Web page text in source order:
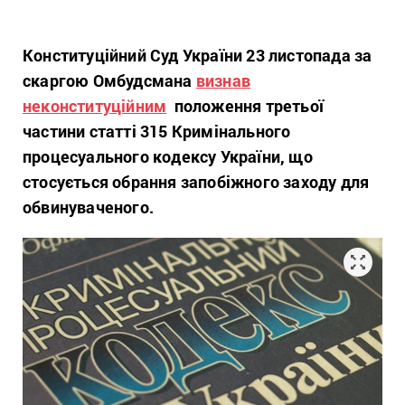
Конституційний Суд України 23 листопада за
скаргою Омбудсмана визнав
неконституційним положення третьої
частини статті 315 Кримінального
процесуального кодексу України, що
стосується обрання запобіжного заходу для
обвинуваченого.